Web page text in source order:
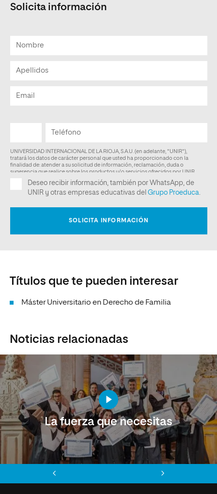
Solicita información
Títulos que te pueden interesar
Máster Universitario en Derecho de Familia
Noticias relacionadas
La fuerza que necesitas